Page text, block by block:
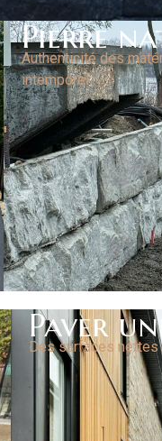
Pierre
Authenticité des
intemporel
Paver uni
Des surfaces nettes